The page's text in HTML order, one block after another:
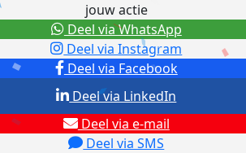
jouw actie
Deel via Facebook
Deel via Instagram
Deel via e-mail
Deel via SMS
Deel via LinkedIn
Deel via WhatsApp